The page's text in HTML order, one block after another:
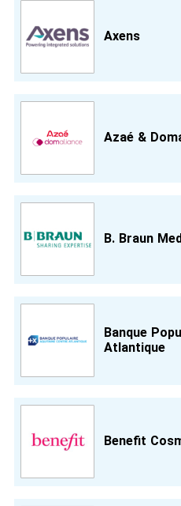
Axens
Azaé &
B. Braun
Banque
Atlantique
Benefit